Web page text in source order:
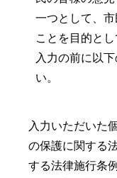
一つとして、
ことを目的とし
入力の前に以
い。
入力いただいた
の保護に関する
する法律施行条